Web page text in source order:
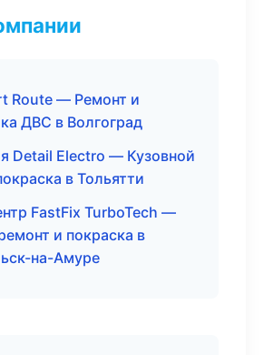
Route — Ремонт и
ДВС в Волгоград
Detail Electro — Кузовной
в Тольятти
FastFix TurboTech —
и покраска в
на-Амуре